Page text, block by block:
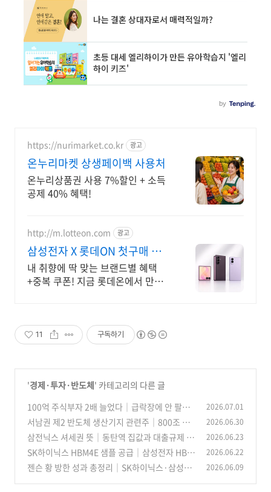
https://nurimarket.co.kr 광고
온누리마켓 상생페이백 사용처
온누리상품권 사용 7%할인 + 소득
공제 40% 혜택!
http://m.lotteon.com 광고
삼성전자 X 롯데ON 첫구매 최
대 5천원 혜택!
내 취향에 딱 맞는 브랜드별 혜택
+중복 쿠폰! 지금 롯데온에서 만나
11 구독하기
'경제·투자·반도체' 카테고리의 다른 글
100억 주식부자 2배 늘었다｜급락장에 안 팔고
저가매수한 사람들의 공통점
(18)
2026.07.01
서남권 제2 반도체 생산기지 관련주｜800조 투
자·메모리 팹 4기·패키징 수혜주 정리 (14)
2026.06.30
삼전닉스 셔세권 뜻｜동탄역 집값과 대출규제 전
막차 수요 정리
(20)
2026.06.23
SK하이닉스 HBM4E 샘플 공급｜삼성전자 HBM
4E와 차이점·수혜주·주가 영향 총정리 (12)
2026.06.22
젠슨 황 방한 성과 총정리｜SK하이닉스·삼성전
2026.06.09